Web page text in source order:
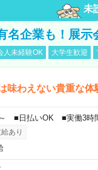
未
名企業も！展示
人未経験OK 大学生歓迎
味わえない貴重な体
■日払いOK ■実働3時
あり